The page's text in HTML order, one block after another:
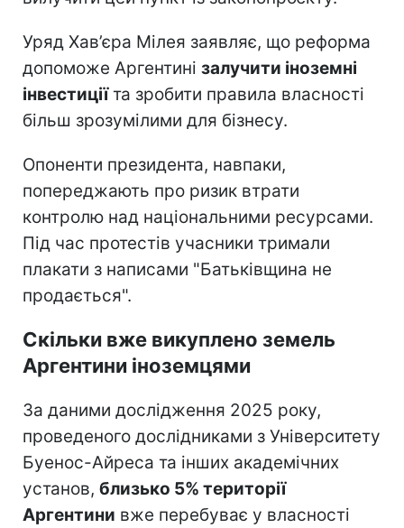
Уряд Хав’єра Мілея заявляє, що реформа
допоможе Аргентині залучити іноземні
інвестиціїта зробити правила власності
більш зрозумілими для бізнесу.
Опоненти президента, навпаки,
попереджають про ризик втрати
контролю над національними ресурсами.
Під час протестів учасники тримали
плакати з написами "Батьківщина не
продається".
Скільки вже викуплено земель
Аргентини іноземцями
За даними дослідження 2025 року,
проведеного дослідниками з Університету
Буенос-Айреса та інших академічних
установ, близько 5% території
Аргентини вже перебуває у власності